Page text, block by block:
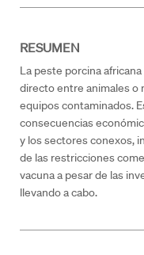
RESUMEN
La peste porcina
directo entre animales o
equipos contaminados.
consecuencias
y los sectores conexos,
de las restricciones
vacuna a pesar de las
llevando a cabo.